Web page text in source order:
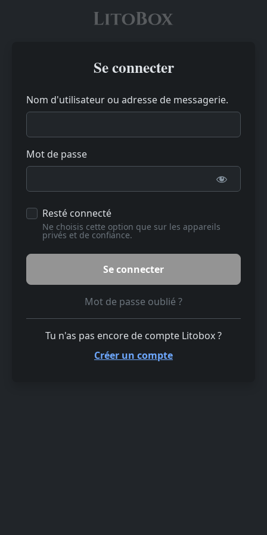
Se connecter
Nom d'utilisateur ou adresse de messagerie.
Mot de passe
Resté connecté
Ne choisis cette option que sur les appareils
privés et de confiance.
Mot de passe oublié ?
Tu n'as pas encore de compte Litobox ?
Créer un compte